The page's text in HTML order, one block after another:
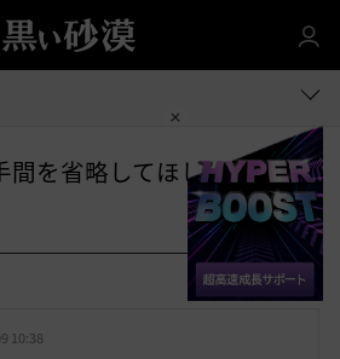
間を省略してほしい
お 共有する
10:38